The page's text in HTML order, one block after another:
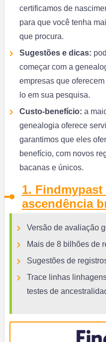
certificamos de
para que você tenha
que procura.
Sugestões e dicas:
começar com a
empresas que
lo em sua pesquisa.
Custo-benefício: a
genealogia oferece
garantimos que eles
benefício, com novos
bacanas e únicos.
1. Findmypast
ascendência
Versão de avaliação
Mais de 8 bilhões de
Sugestões de
Trace linhas
testes de